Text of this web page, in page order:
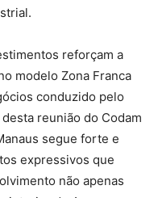
reforçam a
modelo Zona Franca
conduzido pelo
reunião do Codam
segue forte e
expressivos que
não apenas